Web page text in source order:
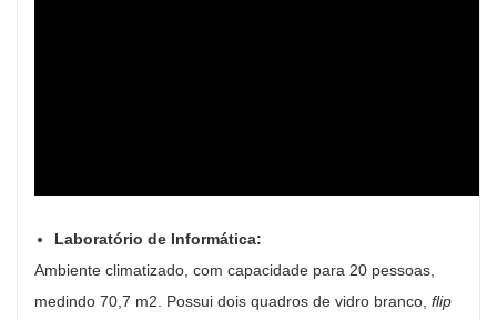
Laboratório de Informática:
Ambiente climatizado, com capacidade para 20 pessoas,
medindo 70,7 m2. Possui dois quadros de vidro branco, flip